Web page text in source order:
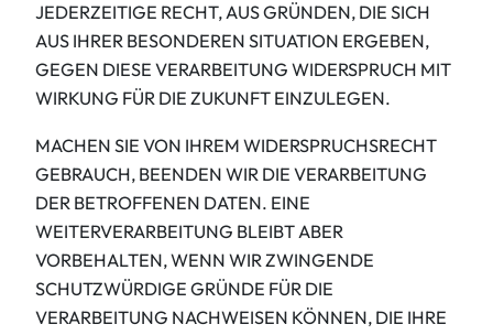
JEDERZEITIGE RECHT, AUS GRÜNDEN, DIE SICH
AUS IHRER BESONDEREN SITUATION ERGEBEN,
GEGEN DIESE VERARBEITUNG WIDERSPRUCH MIT
WIRKUNG FÜR DIE ZUKUNFT EINZULEGEN.
MACHEN SIE VON IHREM WIDERSPRUCHSRECHT
GEBRAUCH, BEENDEN WIR DIE VERARBEITUNG
DER BETROFFENEN DATEN. EINE
WEITERVERARBEITUNG BLEIBT ABER
VORBEHALTEN, WENN WIR ZWINGENDE
SCHUTZWÜRDIGE GRÜNDE FÜR DIE
VERARBEITUNG NACHWEISEN KÖNNEN, DIE IHRE